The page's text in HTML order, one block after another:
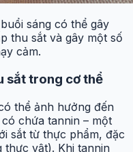
sáng có thể gây
thu sắt và gây một số
cảm.
sắt trong cơ thể
thể ảnh hưởng đến
chứa tannin – một
sắt từ thực phẩm, đặc
thực vật). Khi tannin